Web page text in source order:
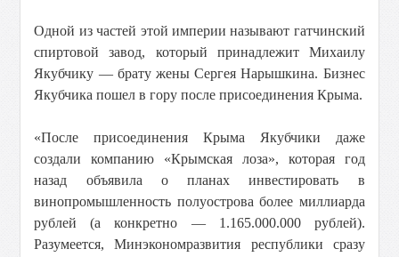
Одной из частей этой империи называют гатчинский
спиртовой завод, который принадлежит Михаилу
Якубчику — брату жены Сергея Нарышкина. Бизнес
Якубчика пошел в гору после присоединения Крыма.
«После присоединения Крыма Якубчики даже
создали компанию «Крымская лоза», которая год
назад объявила о планах инвестировать в
винопромышленность полуострова более миллиарда
рублей (а конкретно — 1.165.000.000 рублей).
Разумеется, Минэкономразвития республики сразу